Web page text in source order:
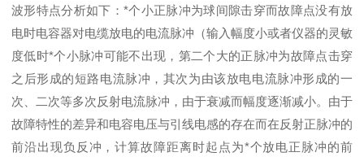
波形特点分析如下：*个小正脉冲为球间隙击穿而故障点没有放
电时电容器对电缆放电的电流脉冲（输入幅度小或者仪器的灵敏
度低时*个小脉冲可能不出现，第二个大的正脉冲为故障点击穿
之后形成的短路电流脉冲，其次为由该放电电流脉冲形成的一
次、二次等多次反射电流脉冲，由于衰减而幅度逐渐减小。由于
故障特性的差异和电容电压与引线电感的存在而在反射正脉冲的
前沿出现负反冲，计算故障距离时起点为*个放电正脉冲的前